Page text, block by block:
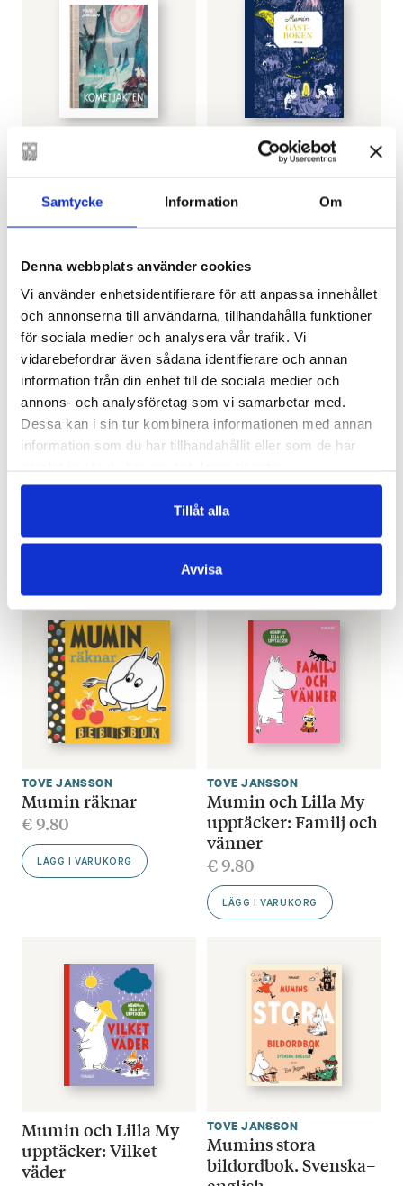
Samtycke Information Om
Denna webbplats använder cookies
Vi använder enhetsidentifierare för att anpassa innehållet
och annonserna till användarna, tillhandahålla funktioner
för sociala medier och analysera vår trafik. Vi
vidarebefordrar även sådana identifierare och annan
information från din enhet till de sociala medier och
annons- och analysföretag som vi samarbetar med.
Dessa kan i sin tur kombinera informationen med annan
information som du har tillhandahållit eller som de har
Tillåt alla
Avvisa
TOVE JANSSON
24.30
TOVE JANSSON
€21.80
€9.80
TOVE JANSSON
Mumin räknar
€9.80
LÄGG I VARUKORG
TOVE JANSSON
Mumin och Lilla My
upptäcker: Familj och
vänner
€9.80
LÄGG I VARUKORG
Mumin och Lilla My
upptäcker: Vilket
väder
TOVE JANSSON
Mumins stora
bildordbok. Svenska–